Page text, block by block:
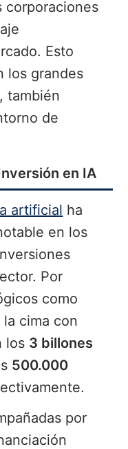
corporaciones
Esto
los grandes
también
de
en IA
artificial ha
en los
Por
como
cima con
los 3 billones
500.000
por